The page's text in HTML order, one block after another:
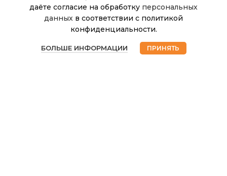
даёте согласие на обработку персональных
данных в соответствии с политикой
конфиденциальности.
БОЛЬШЕ ИНФОРМАЦИИ ПРИНЯТЬ
Решетка
Заборная
1х20м
900.00₽
наличии
Магазин Избранное Корзина Мой аккаунт